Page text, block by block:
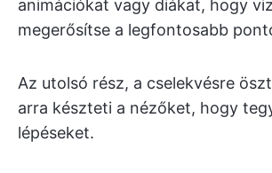
animációkat vagy diákat, hogy
megerősítse a legfontosabb
Az utolsó rész, a cselekvésre
arra készteti a nézőket, hogy
lépéseket.